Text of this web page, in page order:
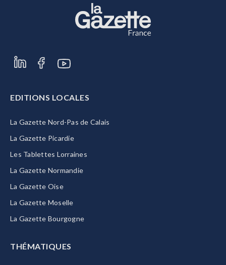
EDITIONS LOCALES
La Gazette Nord-Pas de Calais
La Gazette Picardie
Les Tablettes Lorraines
La Gazette Normandie
La Gazette Oise
La Gazette Moselle
La Gazette Bourgogne
THÉMATIQUES